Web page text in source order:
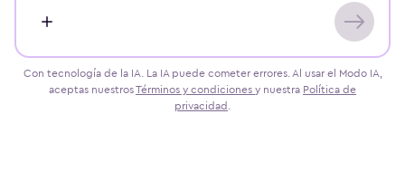
Con tecnología de la IA. La IA puede cometer errores. Al usar el Modo IA,
aceptas nuestrosTérminos y condiciones y nuestra Política de
privacidad